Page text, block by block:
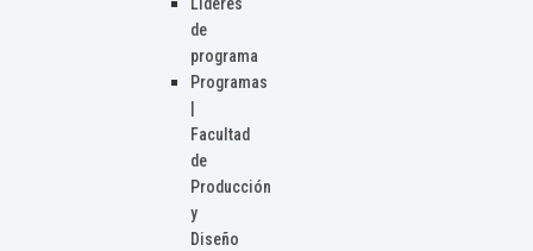
Líderes
de
programa
Programas
Facultad
de
Producción
y
Diseño